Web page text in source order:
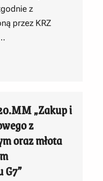
z
przez KRZ
„Zakup i
z
oraz młota